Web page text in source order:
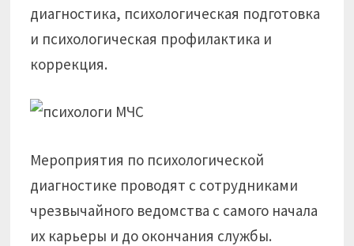
диагностика, психологическая подготовка
и психологическая профилактика и
коррекция.
Мероприятия по психологической
диагностике проводят с сотрудниками
чрезвычайного ведомства с самого начала
их карьеры и до окончания службы.